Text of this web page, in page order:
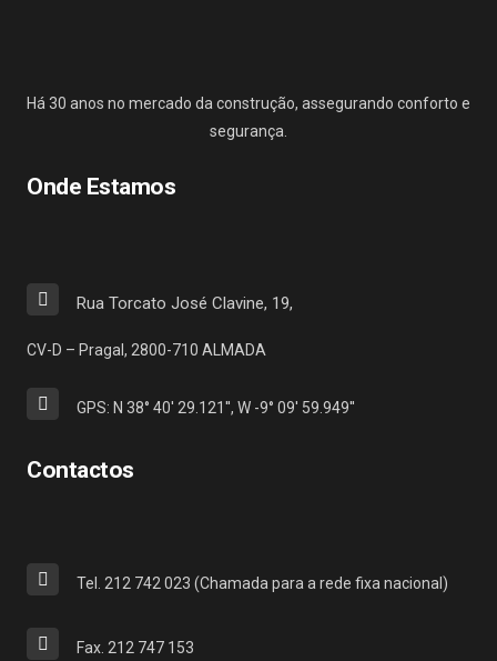
Há 30 anos no mercado da construção, assegurando conforto e
segurança.
Onde Estamos
Rua Torcato José Clavine, 19,
CV-D – Pragal, 2800-710 ALMADA
GPS: N 38° 40' 29.121'', W -9° 09' 59.949''
Contactos
Tel. 212 742 023 (Chamada para a rede fixa nacional)
Fax. 212 747 153